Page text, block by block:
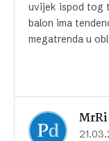
uvijek ispod tog
balon ima
megatrenda u
MrRi